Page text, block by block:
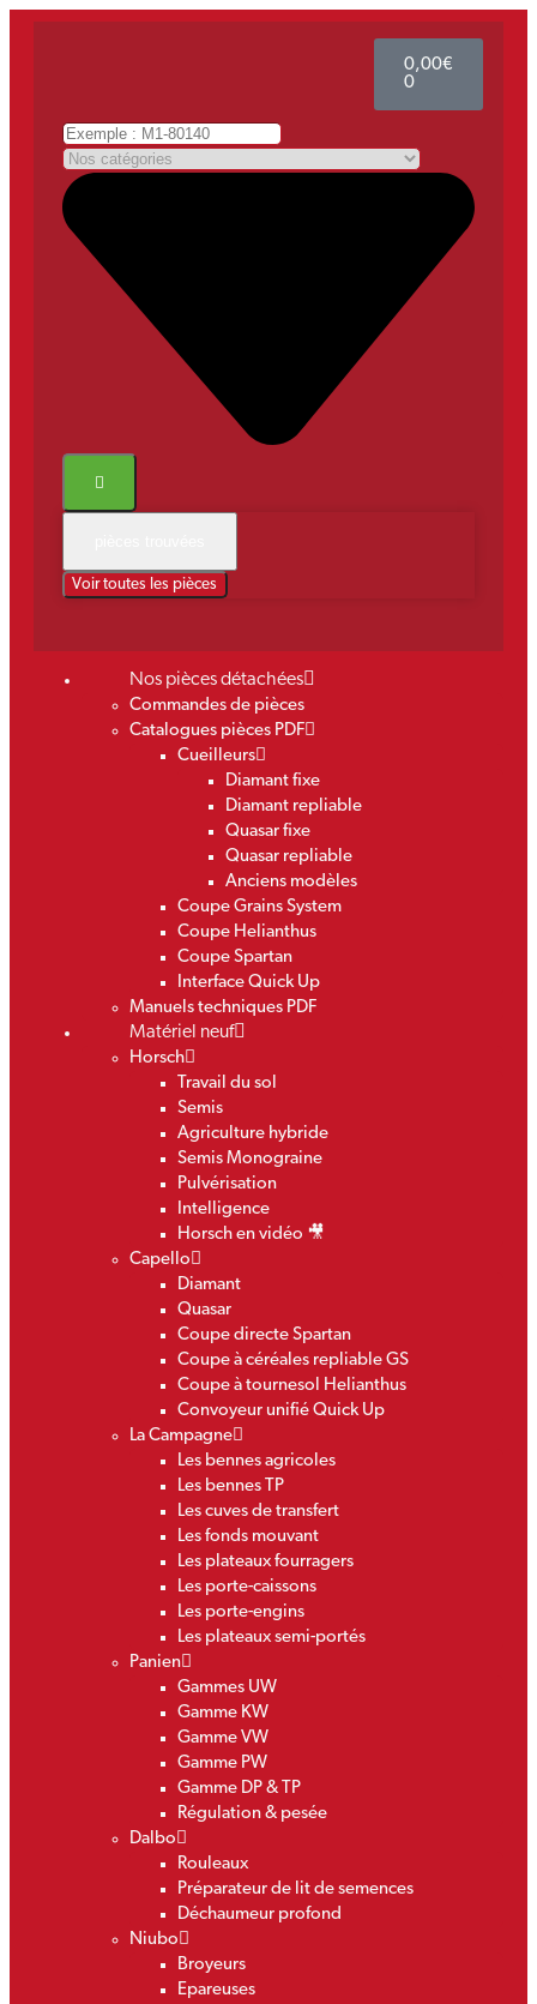
0,00€
0
Voir toutes les pièces
Nos pièces détachées
Commandes de pièces
Catalogues pièces PDF
Cueilleurs
Diamant fixe
Diamant repliable
Quasar fixe
Quasar repliable
Anciens modèles
Coupe Grains System
Coupe Helianthus
Coupe Spartan
Interface Quick Up
Manuels techniques PDF
Matériel neuf
Horsch
Travail du sol
Semis
Agriculture hybride
Semis Monograine
Pulvérisation
Intelligence
Horsch en vidéo 🎥
Capello
Diamant
Quasar
Coupe directe Spartan
Coupe à céréales repliable GS
Coupe à tournesol Helianthus
Convoyeur unifié Quick Up
La Campagne
Les bennes agricoles
Les bennes TP
Les cuves de transfert
Les fonds mouvant
Les plateaux fourragers
Les porte-caissons
Les porte-engins
Les plateaux semi-portés
Panien
Gammes UW
Gamme KW
Gamme VW
Gamme PW
Gamme DP & TP
Régulation & pesée
Dalbo
Rouleaux
Préparateur de lit de semences
Déchaumeur profond
Niubo
Broyeurs
Epareuses